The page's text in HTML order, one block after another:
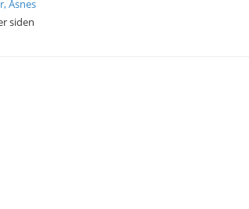
Åsnes
siden